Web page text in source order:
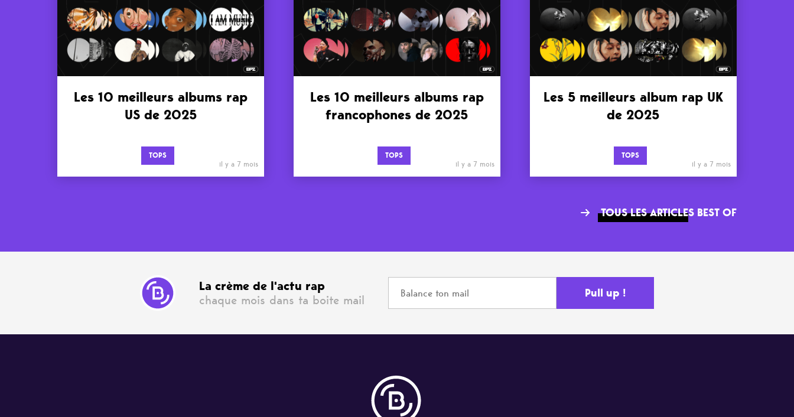
Les 10 meilleurs albums rap
US de 2025
TOPS
il y a 7 mois
Les 10 meilleurs albums rap
francophones de 2025
TOPS
il y a 7 mois
Les 5 meilleurs album rap UK
de 2025
TOPS
il y a 7 mois
TOUS LES ARTICLES BEST OF
La crème de l'actu rap
chaque mois dans ta boite mail